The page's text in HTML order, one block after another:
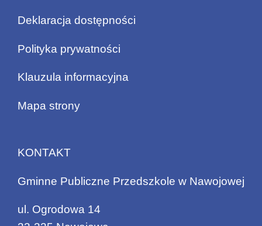
Deklaracja dostępności
Polityka prywatności
Klauzula informacyjna
Mapa strony
KONTAKT
Gminne Publiczne Przedszkole w Nawojowej
ul. Ogrodowa 14